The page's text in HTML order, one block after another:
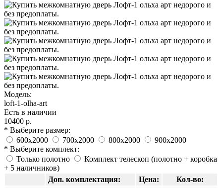
Модель:
loft-1-olha-art
Есть в наличии
10400 р.
* Выберите размер:
600х2000
700х2000 800х2000
900х2000
* Выберите комплект:
Только полотно
Комплект телескоп (полотно + коробка
+ 5 наличников)
Доп. комплектация:
Цена: Кол-во: